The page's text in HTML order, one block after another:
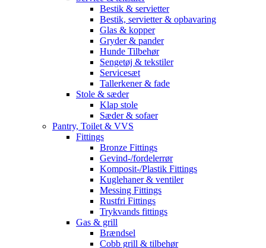
Bestik & servietter
Bestik, servietter & opbavaring
Glas & kopper
Gryder & pander
Hunde Tilbehør
Sengetøj & tekstiler
Servicesæt
Tallerkener & fade
Stole & sæder
Klap stole
Sæder & sofaer
Pantry, Toilet & VVS
Fittings
Bronze Fittings
Gevind-/fordelerrør
Komposit-/Plastik Fittings
Kuglehaner & ventiler
Messing Fittings
Rustfri Fittings
Trykvands fittings
Gas & grill
Brændsel
Cobb grill & tilbehør